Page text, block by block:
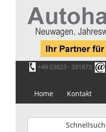
+49 03623 - 331873
Home Kontakt